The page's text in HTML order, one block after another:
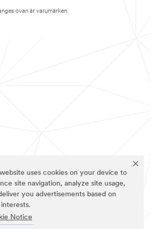
uses cookies on your device to
site navigation, analyze site usage,
you advertisements based on
Notice
ovan är varumärken